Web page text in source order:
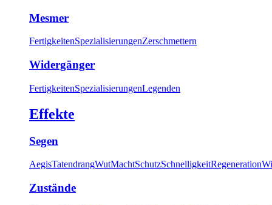
Mesmer
FertigkeitenSpezialisierungenZerschmettern
Widergänger
FertigkeitenSpezialisierungenLegenden
Effekte
Segen
AegisTatendrangWutMachtSchutzSchnelligkeitRegeneration
Zustände